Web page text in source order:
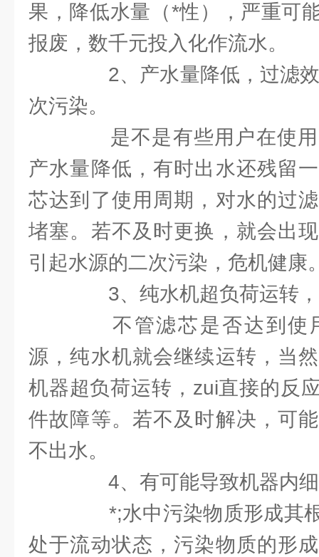
果，降低水量（*性），严重可
报废，数千元投入化作流水。
2、产水量降低，过滤效
次污染。
是不是有些用户在使用
产水量降低，有时出水还残留
芯达到了使用周期，对水的过
堵塞。若不及时更换，就会出
引起水源的二次污染，危机健康
3、纯水机超负荷运转，
不管滤芯是否达到使
源，纯水机就会继续运转，当
机器超负荷运转，zui直接的反
件故障等。若不及时解决，可
不出水。
4、有可能导致机器内细
*;水中污染物质形成其
处于流动状态，污染物质的形